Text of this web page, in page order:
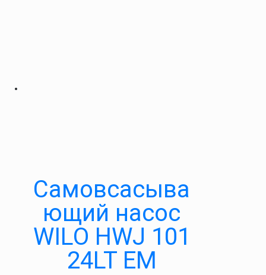
Самовсасыва
ющий насос
WILO HWJ 101
24LT EM